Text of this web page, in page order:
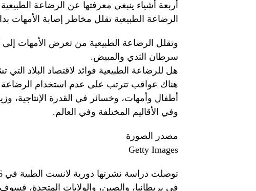
أربعة أشياء ينبغي معرفتها عن الرضاعة الطبيعية
الرضاعة الطبيعية تقلل مخاطر إصابة الأمهات
وتقلل الرضاعة الطبيعية من تعرض الأمهات إلى
سرطان الثدي والمبيض.
هل للرضاعة الطبيعية فوائد لاقتصاد البلاد التي
هناك عواقب تترتب على عدم استخدام الرضاعة
أطفال وأمهات، وخسائر في القدرة الإنتاجية،
وفي الأقاليم المختلفة وفي العالم.
مصدر الصورة
Getty Images